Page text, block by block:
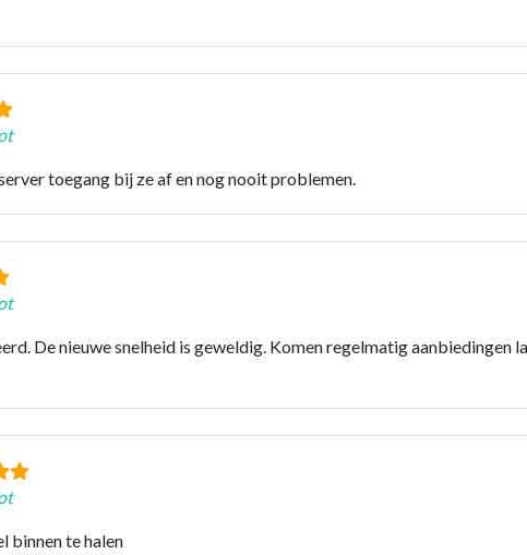
toegang bij ze af en nog nooit problemen.
De nieuwe snelheid is geweldig. Komen regelmatig aanbiedingen
binnen te halen